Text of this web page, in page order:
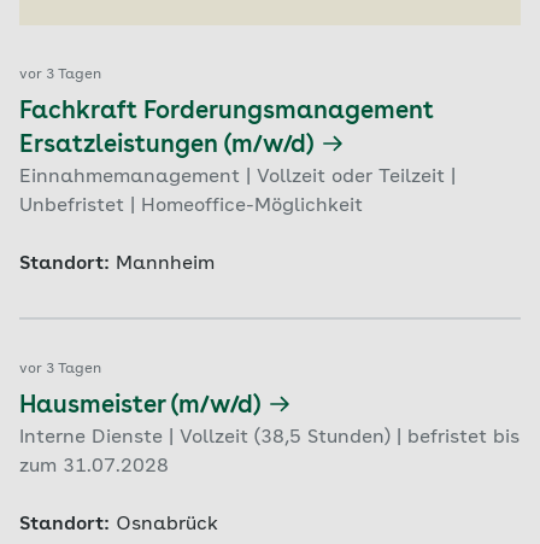
vor 3 Tagen
Fachkraft Forderungsmanagement
Ersatzleistungen (m/w/d)
Einnahmemanagement | Vollzeit oder Teilzeit |
Unbefristet | Homeoffice-Möglichkeit
Standort: Mannheim
vor 3 Tagen
Hausmeister (m/w/d)
Interne Dienste | Vollzeit (38,5 Stunden) | befristet bis
zum 31.07.2028
Standort: Osnabrück